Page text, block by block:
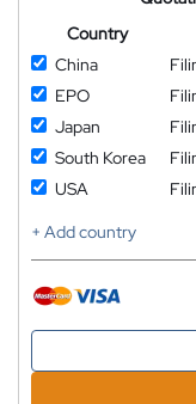
Country
China
EPO
Japan
South Korea
USA
+ Add country